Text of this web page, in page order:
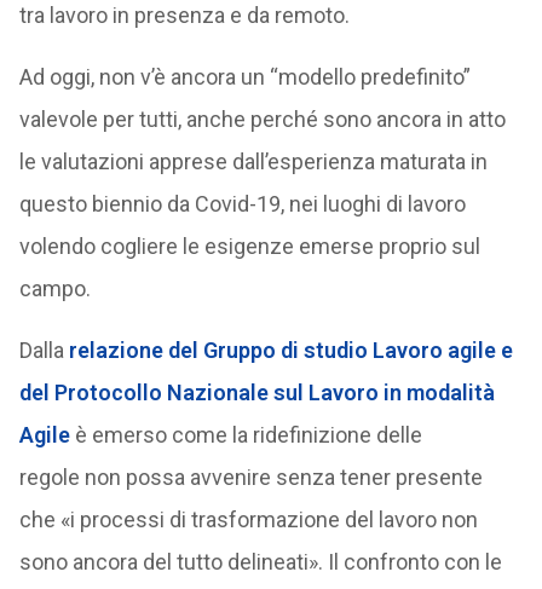
tra lavoro in presenza e da remoto.
Ad oggi, non v’è ancora un “modello predefinito”
valevole per tutti, anche perché sono ancora in atto
le valutazioni apprese dall’esperienza maturata in
questo biennio da Covid-19, nei luoghi di lavoro
volendo cogliere le esigenze emerse proprio sul
campo.
Dalla relazione del Gruppo di studio Lavoro agile e
del Protocollo Nazionale sul Lavoro in modalità
Agileè emerso come la ridefinizione delle
regole non possa avvenire senza tener presente
che «i processi di trasformazione del lavoro non
sono ancora del tutto delineati». Il confronto con le